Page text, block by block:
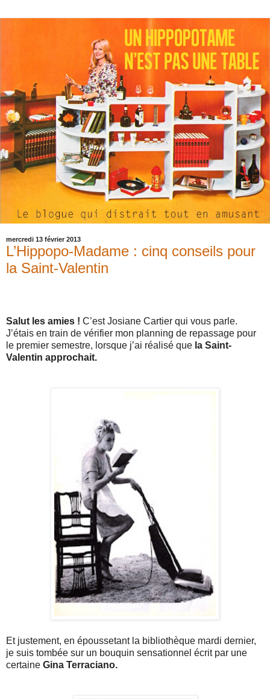
mercredi 13 février 2013
L’Hippopo-Madame : cinq conseils pour
la Saint-Valentin
Salut les amies ! C’est Josiane Cartier qui vous parle.
J’étais en train de vérifier mon planning de repassage pour
le premier semestre, lorsque j’ai réalisé que la Saint-
Valentin approchait.
Et justement, en époussetant la bibliothèque mardi dernier,
je suis tombée sur un bouquin sensationnel écrit par une
certaine Gina Terraciano.